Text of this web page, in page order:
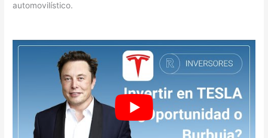
automovilístico.